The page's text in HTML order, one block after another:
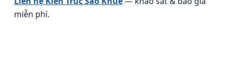
miễn phí.